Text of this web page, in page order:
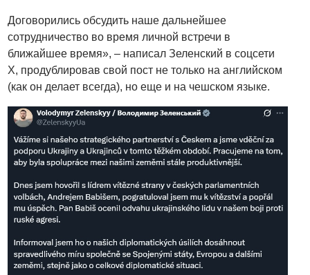
Договорились обсудить наше дальнейшее
сотрудничество во время личной встречи в
ближайшее время», – написал Зеленский в соцсети
X, продублировав свой пост не только на английском
(как он делает всегда), но еще и на чешском языке.